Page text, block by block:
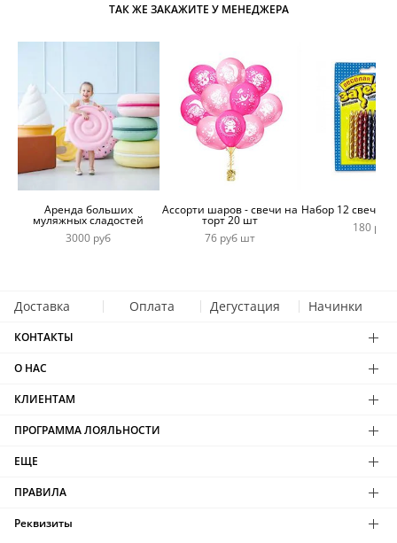
ТАК ЖЕ ЗАКАЖИТЕ У МЕНЕДЖЕРА
Аренда больших
муляжных сладостей
3000 руб
Ассорти шаров - свечи на
торт 20 шт
76 руб шт
Набор 12 свечей
180 руб
Доставка Оплата Дегустация Начинки
КОНТАКТЫ
О НАС
КЛИЕНТАМ
ПРОГРАММА ЛОЯЛЬНОСТИ
ЕЩЕ
ПРАВИЛА
Реквизиты